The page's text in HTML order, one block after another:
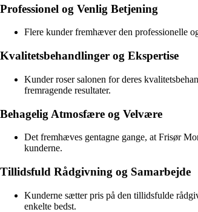
Professionel og Venlig Betjening
Flere kunder fremhæver den professionelle
Kvalitetsbehandlinger og Ekspertise
Kunder roser salonen for deres
fremragende resultater.
Behagelig Atmosfære og Velvære
Det fremhæves gentagne gange, at Frisør
kunderne.
Tillidsfuld Rådgivning og Samarbejde
Kunderne sætter pris på den tillidsfulde
enkelte bedst.